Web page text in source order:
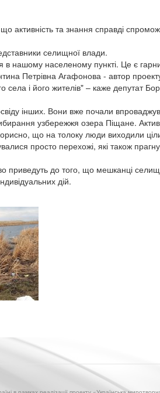
та знання справді
селищної влади.
нашому населеному пункті. Це є
Петрівна Агафонова - автор
і його жителів" – каже депутат
інших. Вони вже почали
узбережжя озера Піщане.
що на толоку люди виходили
просто перехожі, які також
приведуть до того, що мешканці
дій.